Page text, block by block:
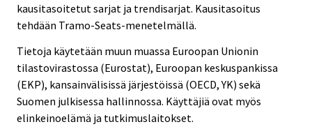
kausitasoitetut sarjat ja trendisarjat. Kausitasoitus
tehdään Tramo-Seats-menetelmällä.
Tietoja käytetään muun muassa Euroopan Unionin
tilastovirastossa (Eurostat), Euroopan keskuspankissa
(EKP), kansainvälisissä järjestöissä (OECD, YK) sekä
Suomen julkisessa hallinnossa. Käyttäjiä ovat myös
elinkeinoelämä ja tutkimuslaitokset.